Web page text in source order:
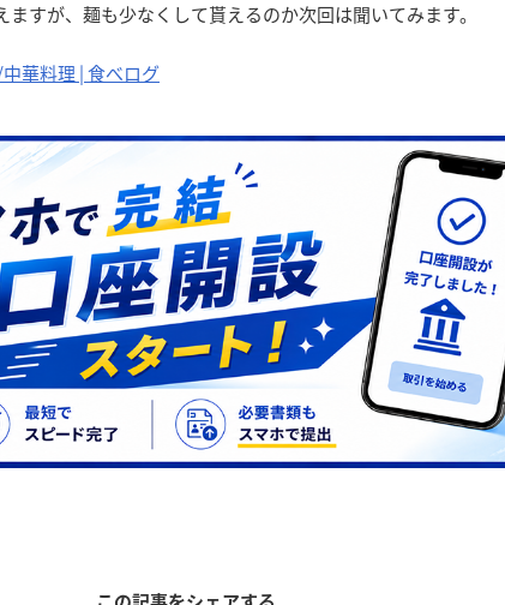
すが、麺も少なくして貰えるのか次回は聞いてみます。
華料理 | 食べログ